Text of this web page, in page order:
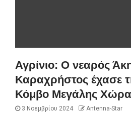
Αγρίνιο: Ο νεαρός
Καραχρήστος έχασε
Κόμβο Μεγάλης
3 Νοεμβρίου 2024 Antenna-Star